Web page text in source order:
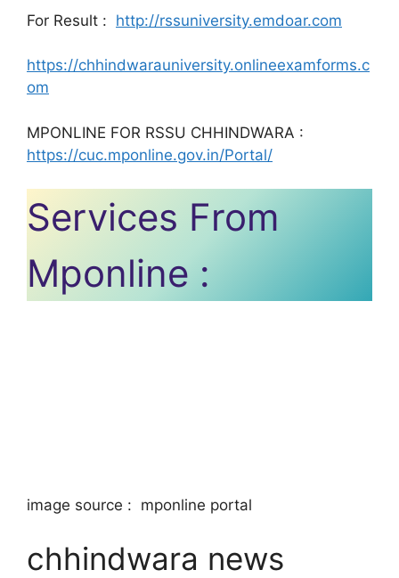
For Result : http://rssuniversity.emdoar.com
https://chhindwarauniversity.onlineexamforms.c
om
MPONLINE FOR RSSU CHHINDWARA :
https://cuc.mponline.gov.in/Portal/
Services From
Mponline :
image source : mponline portal
chhindwara news